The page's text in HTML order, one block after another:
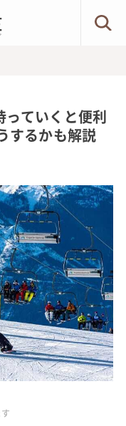
っていくと便利
するかも解説